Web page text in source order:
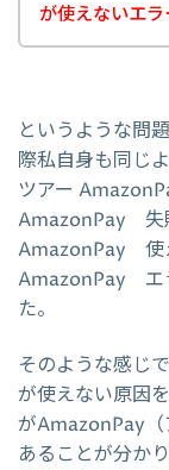
が使えないエラ
というような問
際私自身も同じ
ツアー
AmazonPay 失
AmazonPay 使
AmazonPay エ
た。
そのような感じ
が使えない原因
がAmazonPay（
あることが分か